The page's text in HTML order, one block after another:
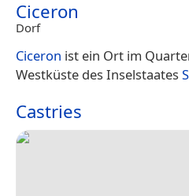
Ciceron
Dorf
Ciceron ist ein Ort im
Westküste des Inselstaates
Castries